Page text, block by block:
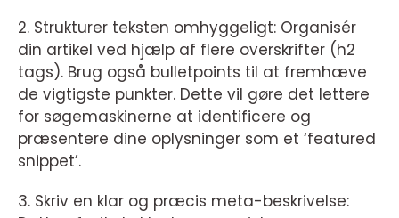
2. Strukturer teksten omhyggeligt: Organisér
din artikel ved hjælp af flere overskrifter (h2
tags). Brug også bulletpoints til at fremhæve
de vigtigste punkter. Dette vil gøre det lettere
for søgemaskinerne at identificere og
præsentere dine oplysninger som et ‘featured
snippet’.
3. Skriv en klar og præcis meta-beskrivelse: